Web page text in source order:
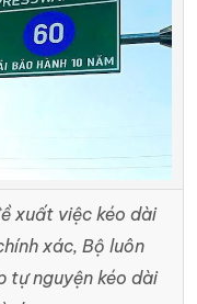
xuất việc kéo dài
xác, Bộ luôn
tự nguyện kéo dài